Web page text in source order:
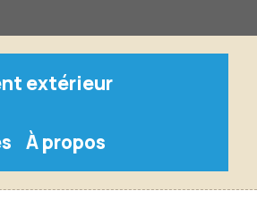
extérieur
À propos